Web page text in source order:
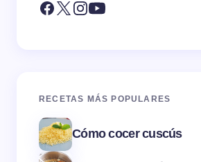
RECETAS MÁS POPULARES
Cómo cocer cuscús